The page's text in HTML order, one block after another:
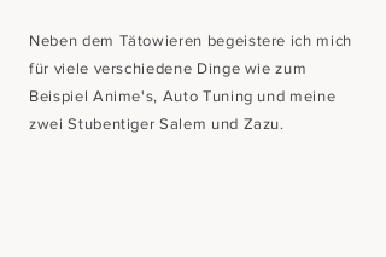
Neben dem Tätowieren begeistere ich mich
für viele verschiedene Dinge wie zum
Beispiel Anime's, Auto Tuning und meine
zwei Stubentiger Salem und Zazu.